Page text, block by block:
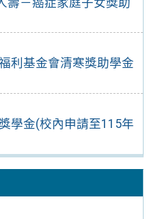
利基金會清寒獎助學金
學金(校內申請至115年